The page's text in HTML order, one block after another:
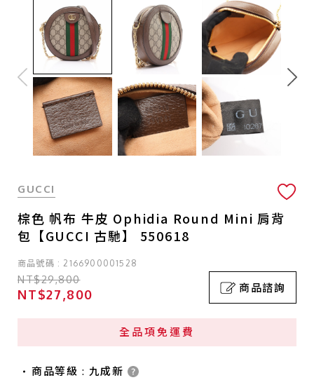
GUCCI
棕色 帆布 牛皮 Ophidia Round Mini 肩背
包【GUCCI 古馳】 550618
商品號碼 : 2166900001528
NT$29,800
NT$27,800 商品諮詢
全品項免運費
商品等級 : 九成新